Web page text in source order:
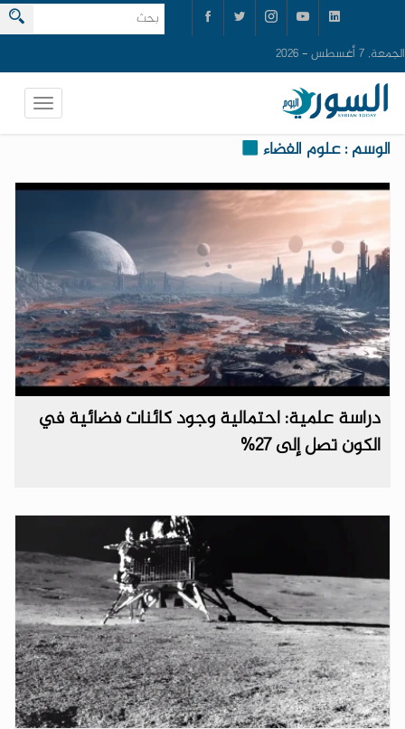
الجمعة, 7 أغسطس - 2026
الوسم : علوم الفضاء
دراسة علمية: احتمالية وجود كائنات فضائية في
الكون تصل إلى 27%